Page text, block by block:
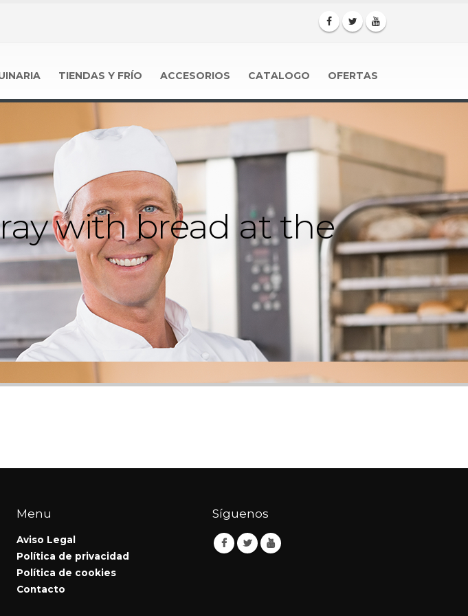
TIENDAS Y FRÍO ACCESORIOS CATALOGO OFERTAS
with bread at the
Menu
Aviso Legal
Política de privacidad
Política de cookies
Contacto
Síguenos